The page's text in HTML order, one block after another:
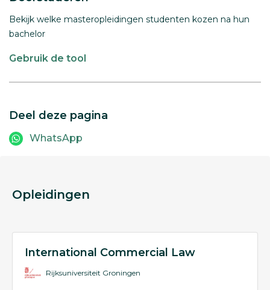
Bekijk welke masteropleidingen studenten kozen na hun
bachelor
Gebruik de tool
Deel deze pagina
WhatsApp
Opleidingen
International Commercial Law
Rijksuniversiteit Groningen